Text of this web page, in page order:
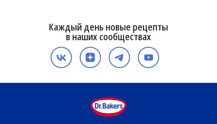
Каждый день новые рецепты
в наших сообществах